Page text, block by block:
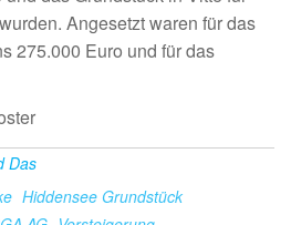
Angesetzt waren für das
275.000 Euro und für das
Das
Hiddensee Grundstück